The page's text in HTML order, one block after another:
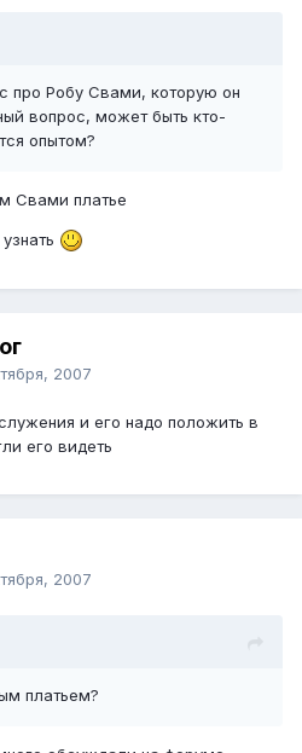
про Робу Свами, которую он
вопрос, может быть кто-
опытом?
Свами платье
2007
и его надо положить в
его видеть
2007
платьем?